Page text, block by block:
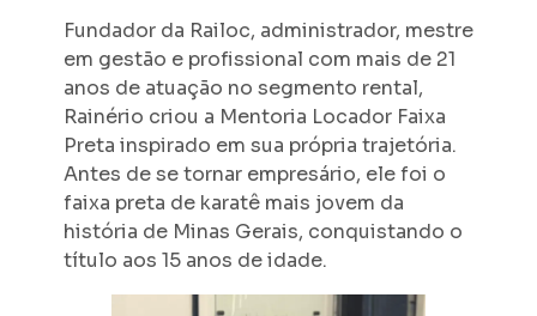
Fundador da Railoc, administrador, mestre
em gestão e profissional com mais de 21
anos de atuação no segmento rental,
Rainério criou a Mentoria Locador Faixa
Preta inspirado em sua própria trajetória.
Antes de se tornar empresário, ele foi o
faixa preta de karatê mais jovem da
história de Minas Gerais, conquistando o
título aos 15 anos de idade.